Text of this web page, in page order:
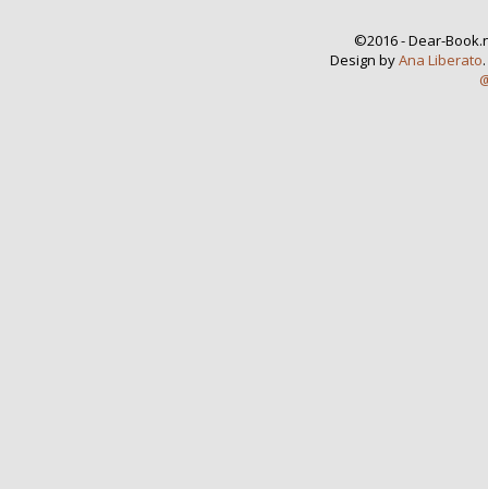
©2016 - Dear-
Design byAna Liberato